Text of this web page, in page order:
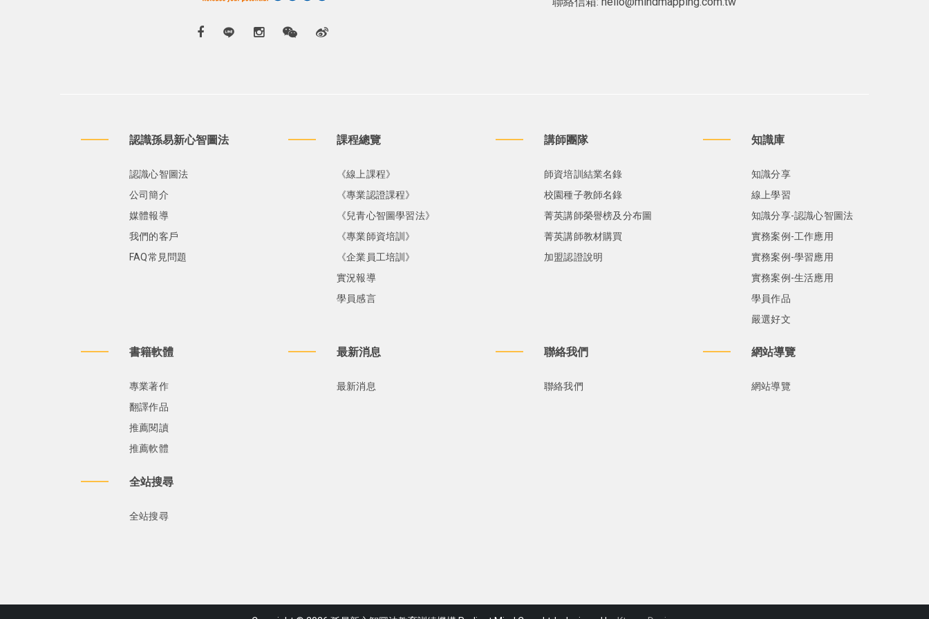
認識孫易新心智圖法
認識心智圖法
公司簡介
媒體報導
我們的客戶
FAQ常見問題
課程總覽
《線上課程》
《專業認證課程》
《兒青心智圖學習法》
《專業師資培訓》
《企業員工培訓》
實況報導
學員感言
講師團隊
師資培訓結業名錄
校園種子教師名錄
菁英講師榮譽榜及分布圖
菁英講師教材購買
加盟認證說明
知識庫
知識分享
線上學習
知識分享-認識心智圖法
實務案例-工作應用
實務案例-學習應用
實務案例-生活應用
學員作品
嚴選好文
書籍軟體
專業著作
翻譯作品
推薦閱讀
推薦軟體
最新消息
最新消息
聯絡我們
聯絡我們
網站導覽
網站導覽
全站搜尋
全站搜尋